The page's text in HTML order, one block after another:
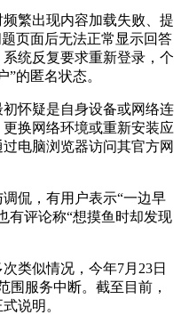
繁出现内容加载失败、提
页面后无法正常显示回答
统反复要求重新登录，个
的匿名状态。
怀疑是自身设备或网络连
换网络环境或重新安装应
电脑浏览器访问其官方网
侃，有用户表示“一边早
有评论称“想摸鱼时却发现
类似情况，今年7月23日
围服务中断。截至目前，
说明。